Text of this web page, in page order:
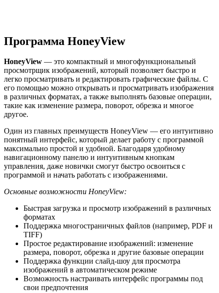
Программа HoneyView
HoneyView — это компактный и многофункциональный
просмотрщик изображений, который позволяет быстро и
легко просматривать и редактировать графические файлы. С
его помощью можно открывать и просматривать изображения
в различных форматах, а также выполнять базовые операции,
такие как изменение размера, поворот, обрезка и многое
другое.
Один из главных преимуществ HoneyView — его интуитивно
понятный интерфейс, который делает работу с программой
максимально простой и удобной. Благодаря удобному
навигационному панелю и интуитивным кнопкам
управления, даже новички смогут быстро освоиться с
программой и начать работать с изображениями.
Основные возможности HoneyView:
Быстрая загрузка и просмотр изображений в различных
форматах
Поддержка многостраничных файлов (например, PDF и
TIFF)
Простое редактирование изображений: изменение
размера, поворот, обрезка и другие базовые операции
Поддержка функции слайд-шоу для просмотра
изображений в автоматическом режиме
Возможность настраивать интерфейс программы под
свои предпочтения